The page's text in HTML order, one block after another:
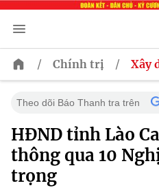
/ Chính trị / Xây
Theo dõi Báo Thanh tra trên
HĐND tỉnh Lào
thông qua 10
trọng